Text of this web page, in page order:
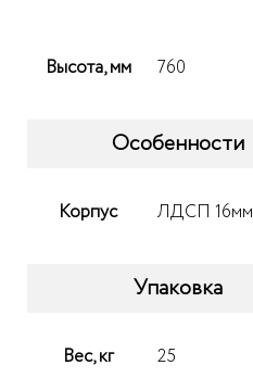
Высота, мм 760
Особенности
Корпус ЛДСП 16мм
Упаковка
Вес, кг 25